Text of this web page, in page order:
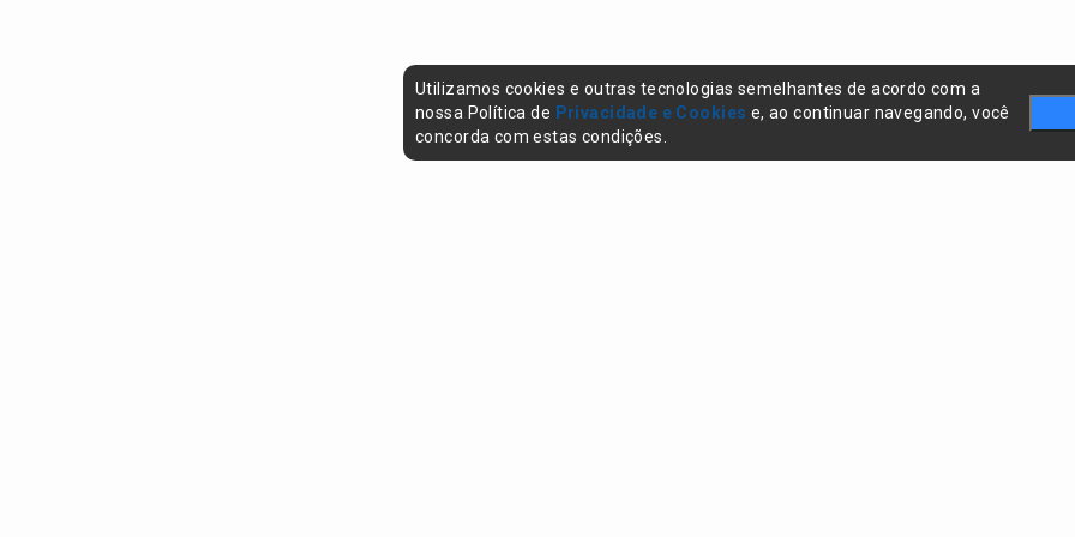
Utilizamos cookies e outras tecnologias semelhantes de acordo com a
nossa Política de Privacidade e Cookies e, ao continuar navegando, você
concorda com estas condições.